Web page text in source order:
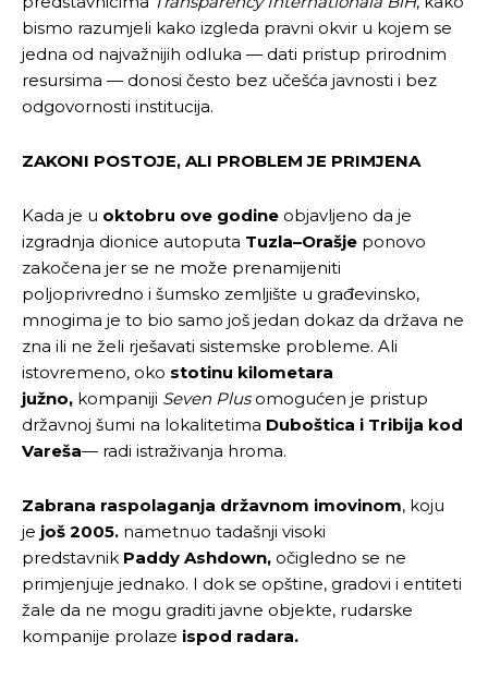
bismo razumjeli kako izgleda pravni okvir u kojem se
jedna od najvažnijih odluka — dati pristup prirodnim
resursima — donosi često bez učešća javnosti i bez
odgovornosti institucija.
ZAKONI POSTOJE, ALI PROBLEM JE PRIMJENA
Kada je u oktobru ove godine objavljeno da je
izgradnja dionice autoputa Tuzla–Orašje ponovo
zakočena jer se ne može prenamijeniti
poljoprivredno i šumsko zemljište u građevinsko,
mnogima je to bio samo još jedan dokaz da država ne
zna ili ne želi rješavati sistemske probleme. Ali
istovremeno, oko stotinu kilometara
južno, kompaniji Seven Plusomogućen je pristup
državnoj šumi na lokalitetima Duboštica i Tribija kod
Vareša— radi istraživanja hroma.
Zabrana raspolaganja državnom imovinom, koju
je još 2005. nametnuo tadašnji visoki
predstavnik Paddy Ashdown, očigledno se ne
primjenjuje jednako. I dok se opštine, gradovi i entiteti
žale da ne mogu graditi javne objekte, rudarske
kompanije prolaze ispod radara.